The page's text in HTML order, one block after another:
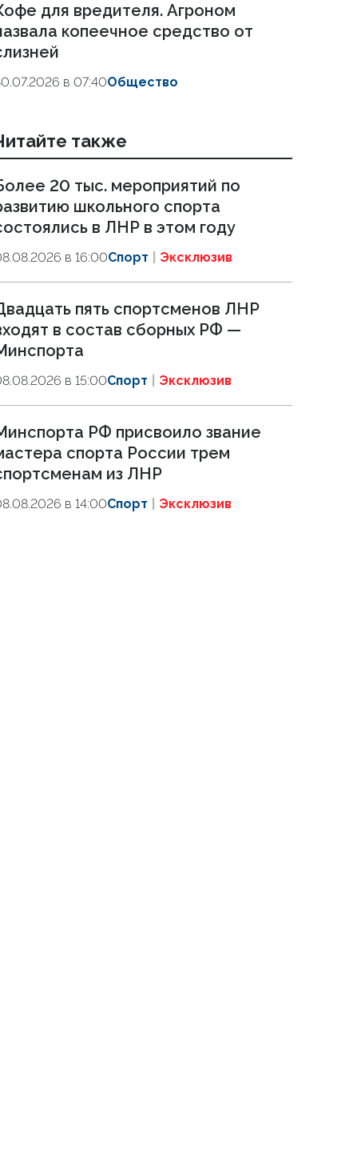
для вредителя. Агроном
копеечное средство от
в 07:40Общество
также
20 тыс. мероприятий по
школьного спорта
в ЛНР в этом году
в 16:00Спорт Эксклюзив
пять спортсменов ЛНР
в состав сборных РФ —
в 15:00Спорт Эксклюзив
РФ присвоило звание
спорта России трем
из ЛНР
в 14:00Спорт Эксклюзив